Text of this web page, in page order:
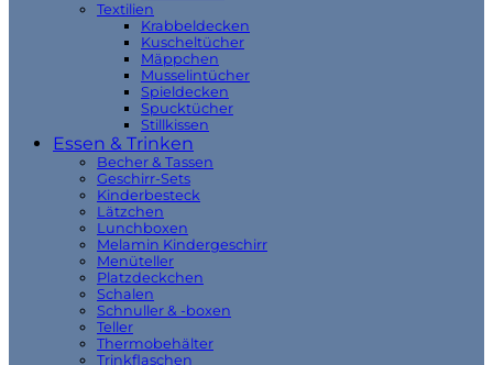
Textilien
Krabbeldecken
Kuscheltücher
Mäppchen
Musselintücher
Spieldecken
Spucktücher
Stillkissen
Essen & Trinken
Becher & Tassen
Geschirr-Sets
Kinderbesteck
Lätzchen
Lunchboxen
Melamin Kindergeschirr
Menüteller
Platzdeckchen
Schalen
Schnuller & -boxen
Teller
Thermobehälter
Trinkflaschen